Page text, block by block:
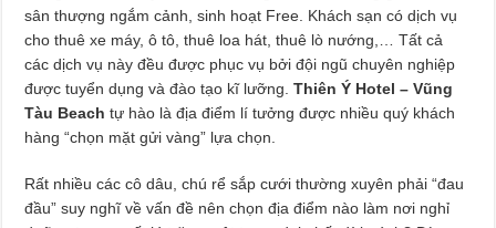
sân thượng ngắm cảnh, sinh hoạt Free. Khách sạn có dịch vụ
cho thuê xe máy, ô tô, thuê loa hát, thuê lò nướng,… Tất cả
các dịch vụ này đều được phục vụ bởi đội ngũ chuyên nghiệp
được tuyển dụng và đào tạo kĩ lưỡng.Thiên Ý Hotel – Vũng
Tàu Beach tự hào là địa điểm lí tưởng được nhiều quý khách
hàng “chọn mặt gửi vàng” lựa chọn.
Rất nhiều các cô dâu, chú rể sắp cưới thường xuyên phải “đau
đầu” suy nghĩ về vấn đề nên chọn địa điểm nào làm nơi nghỉ